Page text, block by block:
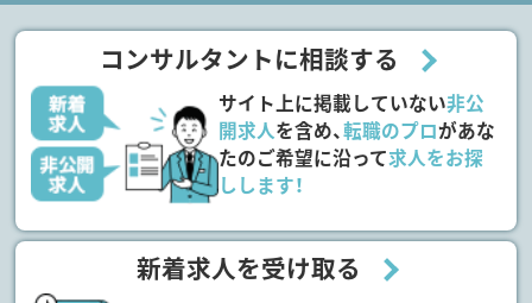
コンサルタントに相談する
サイト上に掲載していない非公
開求人を含め、転職のプロがあな
たのご希望に沿って求人をお探
しします！
新着求人を受け取る